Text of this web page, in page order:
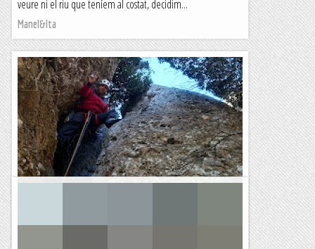
veure ni el riu que teníem al costat, decidim...
Manel&Ita
nordest ens trobem aquesta llastra enganxada al cingle on